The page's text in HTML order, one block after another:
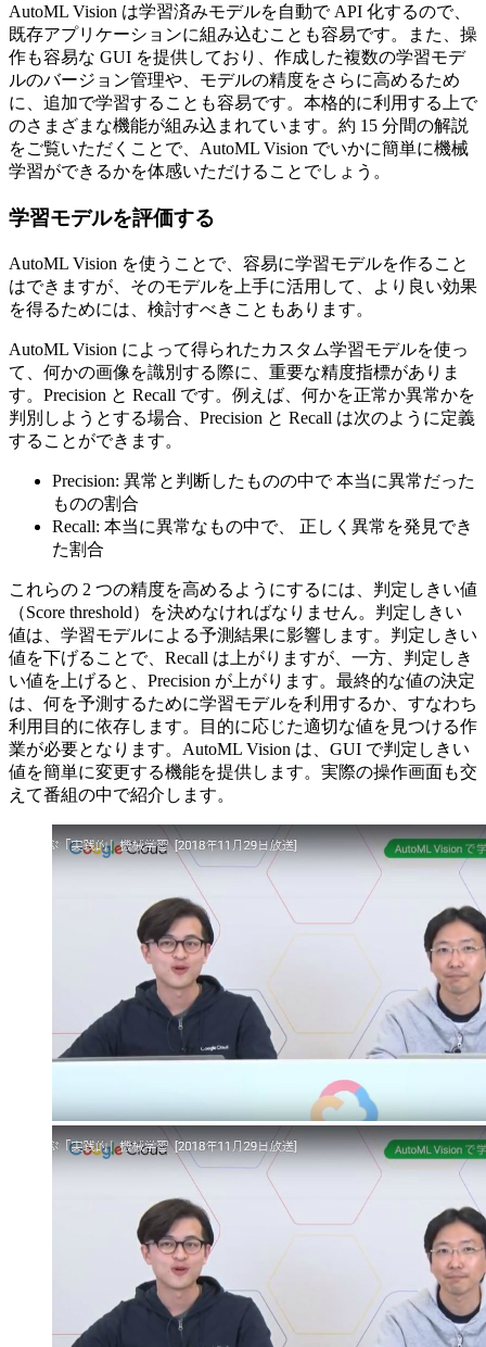
AutoML Vision は学習済みモデルを自動で API 化するので、
既存アプリケーションに組み込むことも容易です。また、操
作も容易な GUI を提供しており、作成した複数の学習モデ
ルのバージョン管理や、モデルの精度をさらに高めるため
に、追加で学習することも容易です。本格的に利用する上で
のさまざまな機能が組み込まれています。約 15 分間の解説
をご覧いただくことで、AutoML Vision でいかに簡単に機械
学習ができるかを体感いただけることでしょう。
学習モデルを評価する
AutoML Vision を使うことで、容易に学習モデルを作ること
はできますが、そのモデルを上手に活用して、より良い効果
を得るためには、検討すべきこともあります。
AutoML Vision によって得られたカスタム学習モデルを使っ
て、何かの画像を識別する際に、重要な精度指標がありま
す。Precision と Recall です。例えば、何かを正常か異常かを
判別しようとする場合、Precision と Recall は次のように定義
することができます。
Precision: 異常と判断したものの中で 本当に異常だった
ものの割合
Recall: 本当に異常なもの中で、 正しく異常を発見でき
た割合
これらの 2 つの精度を高めるようにするには、判定しきい値
（Score threshold）を決めなければなりません。判定しきい
値は、学習モデルによる予測結果に影響します。判定しきい
値を下げることで、Recall は上がりますが、一方、判定しき
い値を上げると、Precision が上がります。最終的な値の決定
は、何を予測するために学習モデルを利用するか、すなわち
利用目的に依存します。目的に応じた適切な値を見つける作
業が必要となります。AutoML Vision は、GUI で判定しきい
値を簡単に変更する機能を提供します。実際の操作画面も交
えて番組の中で紹介します。